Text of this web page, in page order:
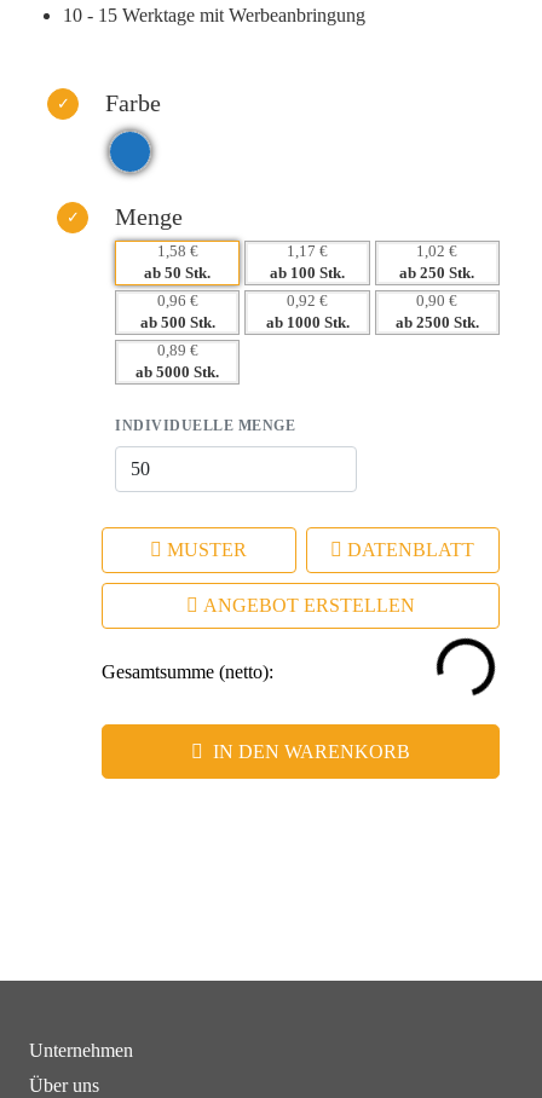
schaffen. Entscheiden Sie sich für einen Werbeartikel, der
Warum dieses Produkt Ihre Marke stärkt:
– Hohe Nutzbarkeit fördert positive Markenassoziationen.
– Praktische Anwendung steigert das tägliche
Erinnerungsgefühl an Ihr Logo.
– Geringe Mindestmengenvorgabe ermöglicht individuelle
Anpassung.
– Kann im Rahmen großer Kampagnen kostengünstig
eingesetzt werden.
10 - 15 Werktage mit Werbeanbringung
Farbe
Menge
1,58 €
ab 50 Stk.
1,17 €
ab 100 Stk.
1,02 €
ab 250 Stk.
0,96 €
ab 500 Stk.
0,92 €
ab 1000 Stk.
0,90 €
ab 2500 Stk.
0,89 €
ab 5000 Stk.
INDIVIDUELLE MENGE
MUSTER DATENBLATT
ANGEBOT ERSTELLEN
Gesamtsumme (netto):
IN DEN WARENKORB
Unternehmen
Über uns